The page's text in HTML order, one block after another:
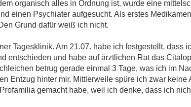
organisch alles in Ordnung ist, wurde eine
einen Psychiater aufgesucht. Als erstes
Grund dafür weiß ich nicht.
Tagesklinik. Am 21.07. habe ich festgestellt, dass
entschieden und habe auf ärztlichen Rat das
betrug gerade einmal 3 Tage, was ich im
Entzug hinter mir. Mittlerweile spüre ich zwar keine
gemacht habe, weil ich denke, dass ich